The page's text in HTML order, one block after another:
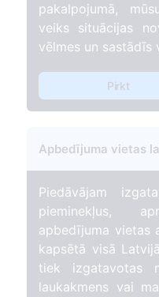
pakalpojumā,
veiks situācijas
vēlmes un sastādīs
Pirkt
Apbedījuma vietas
Piedāvājam
pieminekļus,
apbedījuma vietas
kapsētā visā
tiek izgatavotas
laukakmens vai